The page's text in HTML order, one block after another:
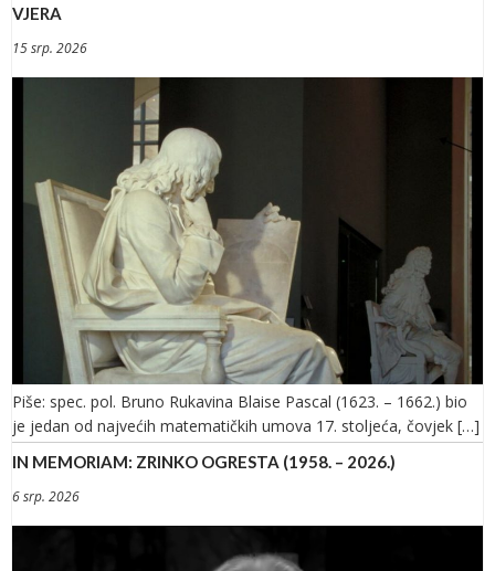
VJERA
15 srp. 2026
Piše: spec. pol. Bruno Rukavina Blaise Pascal (1623. – 1662.) bio
je jedan od najvećih matematičkih umova 17. stoljeća, čovjek […]
IN MEMORIAM: ZRINKO OGRESTA (1958. – 2026.)
6 srp. 2026